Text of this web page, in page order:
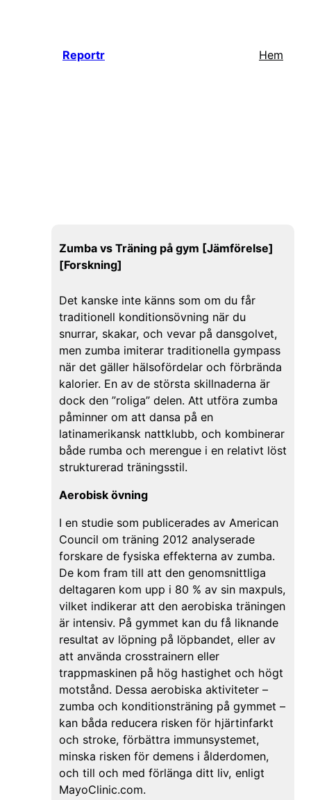
Reportr Hem
Zumba vs Träning på gym [Jämförelse]
[Forskning]
Det kanske inte känns som om du får
traditionell konditionsövning när du
snurrar, skakar, och vevar på dansgolvet,
men zumba imiterar traditionella gympass
när det gäller hälsofördelar och förbrända
kalorier. En av de största skillnaderna är
dock den ”roliga” delen. Att utföra zumba
påminner om att dansa på en
latinamerikansk nattklubb, och kombinerar
både rumba och merengue i en relativt löst
strukturerad träningsstil.
Aerobisk övning
I en studie som publicerades av American
Council om träning 2012 analyserade
forskare de fysiska effekterna av zumba.
De kom fram till att den genomsnittliga
deltagaren kom upp i 80 % av sin maxpuls,
vilket indikerar att den aerobiska träningen
är intensiv. På gymmet kan du få liknande
resultat av löpning på löpbandet, eller av
att använda crosstrainern eller
trappmaskinen på hög hastighet och högt
motstånd. Dessa aerobiska aktiviteter –
zumba och konditionsträning på gymmet –
kan båda reducera risken för hjärtinfarkt
och stroke, förbättra immunsystemet,
minska risken för demens i ålderdomen,
och till och med förlänga ditt liv, enligt
MayoClinic.com.